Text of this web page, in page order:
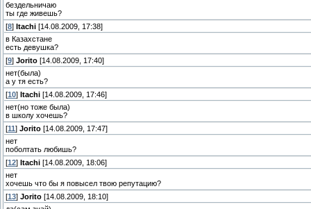
бездельничаю
ты где живешь?
[8] Itachi [14.08.2009, 17:38]
в Казахстане
есть девушка?
[9] Jorito [14.08.2009, 17:40]
нет(была)
а у тя есть?
[10] Itachi [14.08.2009, 17:46]
нет(но тоже была)
в школу хочешь?
[11 ] Jorito [14.08.2009, 17:47]
нет
поболтать любишь?
[12] Itachi [14.08.2009, 18:06]
нет
хочешь что бы я повысел твою репутацию?
[13] Jorito [14.08.2009, 18:10]